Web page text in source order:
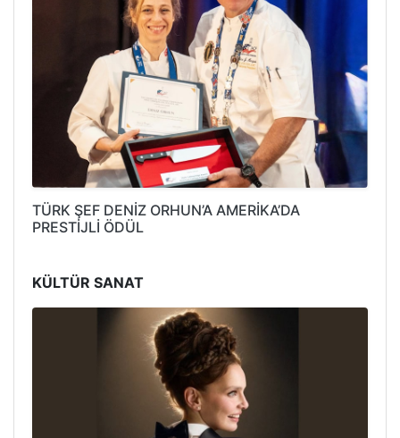
TÜRK ŞEF DENİZ ORHUN’A AMERİKA’DA
PRESTİJLİ ÖDÜL
KÜLTÜR SANAT